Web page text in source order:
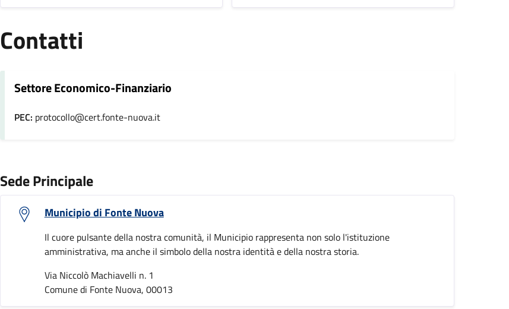
Contatti
Settore Economico-Finanziario
PEC: protocollo@cert.fonte-nuova.it
Sede Principale
Municipio di Fonte Nuova
Il cuore pulsante della nostra comunità, il Municipio rappresenta non solo l'istituzione
amministrativa, ma anche il simbolo della nostra identità e della nostra storia.
Via Niccolò Machiavelli n. 1
Comune di Fonte Nuova, 00013